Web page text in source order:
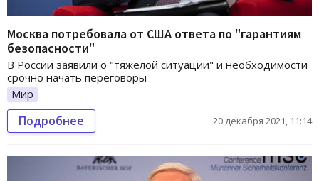
Москва потребовала от США ответа по "гарантиям
безопасности"
В России заявили о "тяжелой ситуации" и необходимости
срочно начать переговоры
Мир
Подробнее 20 декабря 2021, 11:14